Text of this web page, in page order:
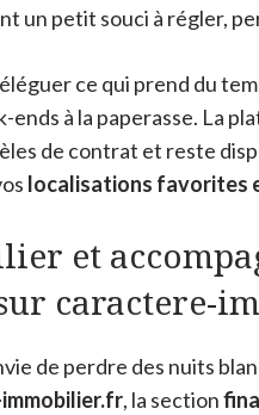
un petit souci à régler,
ce qui prend du
ends à la paperasse. La
de contrat et reste
localisations favorites
et
caractere-
de perdre des nuits
, la section